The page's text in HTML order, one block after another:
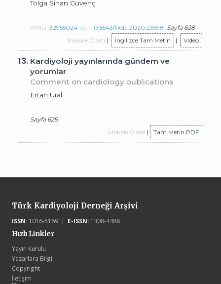
Tolga Sinan Güvenç
PMID:32955024 doi:10.5543/tkda.2020.23598 Sayfa 628
Makale Özeti | İngilizce Tam Metin | Video
13. Kardiyoloji yayınlarında gündem ve
yorumlar
Comment on cardiology publications
Ertan Ural
Sayfa 629
Makale Özeti | Tam Metin PDF
Türk Kardiyoloji Derneği Arşivi
ISSN:1016-5169 | E-ISSN:1308-4488
Hızlı Linkler
Yayın Kurulu
Yazarlara Bilgi
Copyright
İletişim